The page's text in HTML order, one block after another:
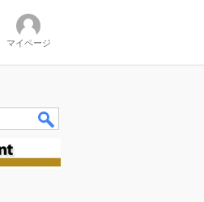
マイページ